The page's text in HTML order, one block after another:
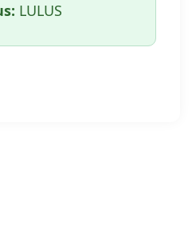
LULUS